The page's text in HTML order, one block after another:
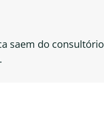
saem do consultório